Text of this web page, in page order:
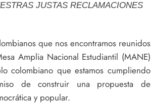
JUSTAS RECLAMACIONES
que nos encontramos reunidos
Amplia Nacional Estudiantil (MANE)
colombiano que estamos cumpliendo
de construir una propuesta de
y popular.